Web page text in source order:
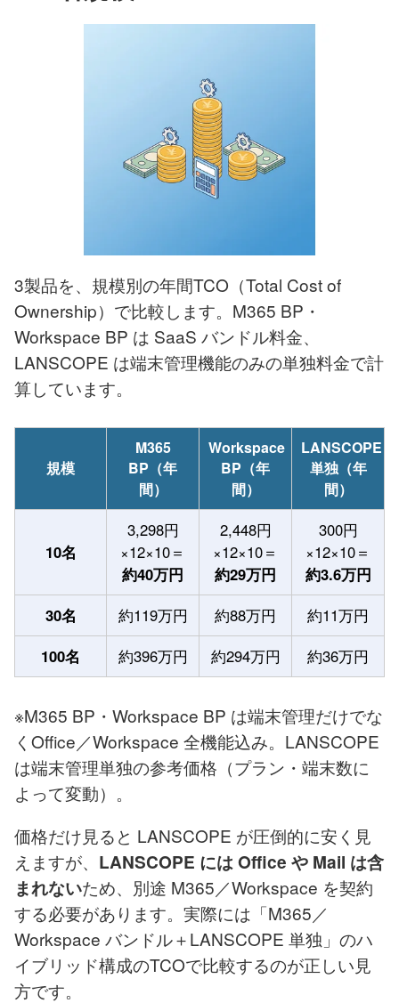
3製品を、規模別の年間TCO（Total Cost of
Ownership）で比較します。M365 BP・
Workspace BP は SaaS バンドル料金、
LANSCOPE は端末管理機能のみの単独料金で計
算しています。
規模
M365
BP（年
間）
Workspace
BP（年
間）
LANSCOPE
単独（年
間）
10名
3,298円
×12×10＝
約40万円
2,448円
×12×10＝
約29万円
300円
×12×10＝
約3.6万円
30名
約119万円 約88万円
約11万円
100名
約396万円 約294万円 約36万円
※M365 BP・Workspace BP は端末管理だけでな
くOffice／Workspace 全機能込み。LANSCOPE
は端末管理単独の参考価格（プラン・端末数に
よって変動）。
価格だけ見ると LANSCOPE が圧倒的に安く見
えますが、 LANSCOPE には Office や Mail は含
まれないため、別途 M365／Workspace を契約
する必要があります。実際には「M365／
Workspace バンドル＋LANSCOPE 単独」のハ
イブリッド構成のTCOで比較するのが正しい見
方です。